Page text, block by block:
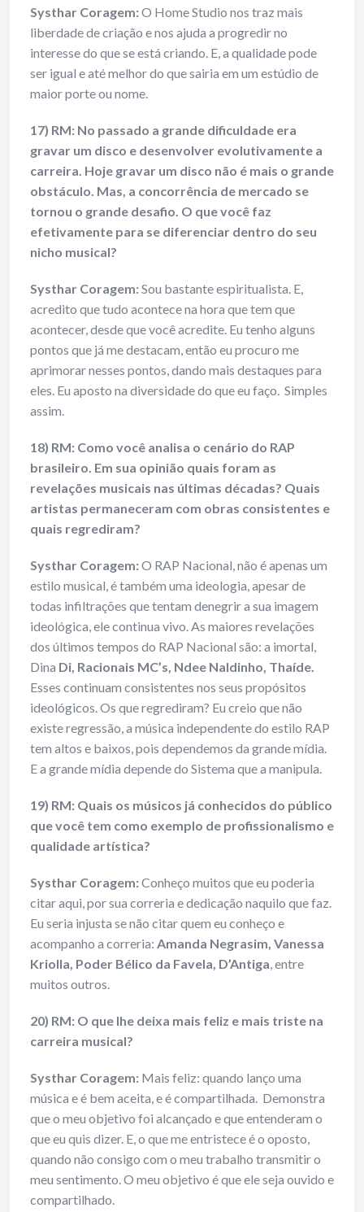
Systhar Coragem:O Home Studio nos traz mais
liberdade de criação e nos ajuda a progredir no
interesse do que se está criando. E, a qualidade pode
ser igual e até melhor do que sairia em um estúdio de
maior porte ou nome.
17) RM: No passado a grande dificuldade era
gravar um disco e desenvolver evolutivamente a
carreira. Hoje gravar um disco não é mais o grande
obstáculo. Mas, a concorrência de mercado se
tornou o grande desafio. O que você faz
efetivamente para se diferenciar dentro do seu
nicho musical?
Systhar Coragem:Sou bastante espiritualista. E,
acredito que tudo acontece na hora que tem que
acontecer, desde que você acredite. Eu tenho alguns
pontos que já me destacam, então eu procuro me
aprimorar nesses pontos, dando mais destaques para
eles. Eu aposto na diversidade do que eu faço. Simples
assim.
18) RM: Como você analisa o cenário do RAP
brasileiro. Em sua opinião quais foram as
revelações musicais nas últimas décadas? Quais
artistas permaneceram com obras consistentes e
quais regrediram?
Systhar Coragem:O RAP Nacional, não é apenas um
estilo musical, é também uma ideologia, apesar de
todas infiltrações que tentam denegrir a sua imagem
ideológica, ele continua vivo. As maiores revelações
dos últimos tempos do RAP Nacional são: a imortal,
Dina Di, Racionais MC’s, Ndee Naldinho, Thaíde.
Esses continuam consistentes nos seus propósitos
ideológicos. Os que regrediram? Eu creio que não
existe regressão, a música independente do estilo RAP
tem altos e baixos, pois dependemos da grande mídia.
E a grande mídia depende do Sistema que a manipula.
19) RM: Quais os músicos já conhecidos do público
que você tem como exemplo de profissionalismo e
qualidade artística?
Systhar Coragem:Conheço muitos que eu poderia
citar aqui, por sua correria e dedicação naquilo que faz.
Eu seria injusta se não citar quem eu conheço e
acompanho a correria: Amanda Negrasim, Vanessa
Kriolla, Poder Bélico da Favela, D’Antiga, entre
muitos outros.
20) RM: O que lhe deixa mais feliz e mais triste na
carreira musical?
Systhar Coragem: Mais feliz: quando lanço uma
música e é bem aceita, e é compartilhada. Demonstra
que o meu objetivo foi alcançado e que entenderam o
que eu quis dizer. E, o que me entristece é o oposto,
quando não consigo com o meu trabalho transmitir o
meu sentimento. O meu objetivo é que ele seja ouvido e
compartilhado.